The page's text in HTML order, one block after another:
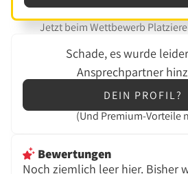
Jetzt beim Wettbewerb
Schade, es wurde
Ansprechpartner
DEIN PROFIL?
(Und Premium-Vorteile
Bewertungen
Noch ziemlich leer hier. Bisher